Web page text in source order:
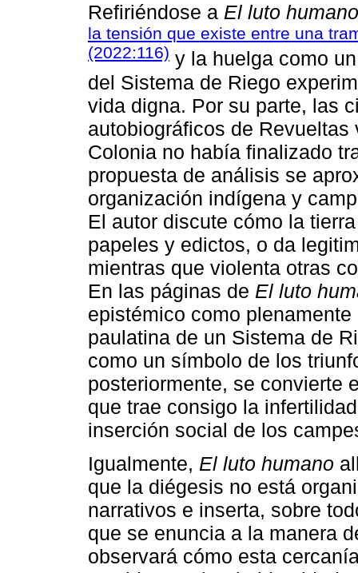
Refiriéndose a El luto humano
la tensión que existe entre una
(2022:116) y la huelga como
del Sistema de Riego
vida digna. Por su parte, las
autobiográficos de
Colonia no había finalizado
propuesta de análisis se
organización indígena y
El autor discute cómo la
papeles y edictos, o da
mientras que violenta otras
En las páginas de El luto
epistémico como
paulatina de un Sistema de
como un símbolo de los
posteriormente, se convierte
que trae consigo la
inserción social de los
Igualmente, El luto humano
que la diégesis no está
narrativos e inserta, sobre
que se enuncia a la manera
observará cómo esta